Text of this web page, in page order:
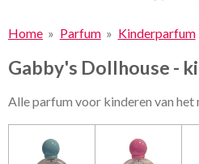
Home » Parfum » Kinderparfum
Gabby's Dollhouse -
Alle parfum voor kinderen van